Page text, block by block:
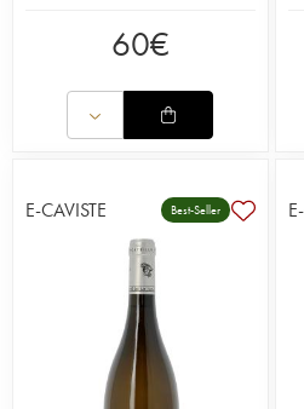
60€
E-CAVISTE Best-Seller